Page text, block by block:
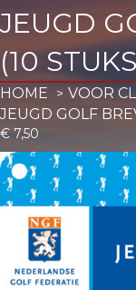
JEUGD
(10
HOME VOOR
JEUGD GOLF
€ 7,50